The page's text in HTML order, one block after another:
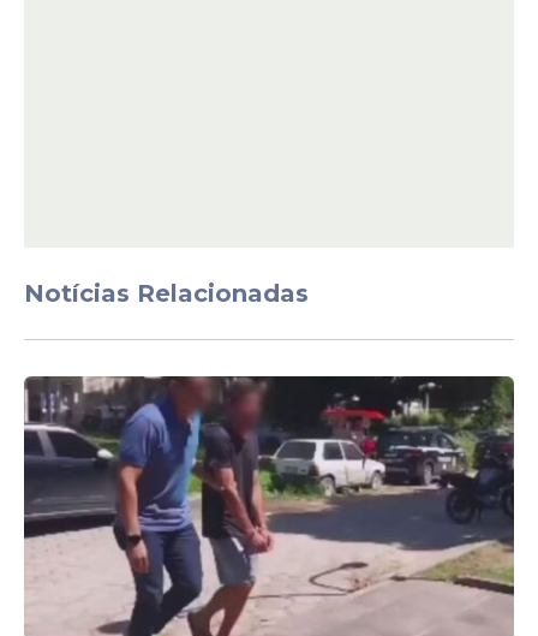
Veja Também
De acordo com os familiares, a escolha do
tema também está ligada ao momento
histórico vivido por Pernambuco, que
atualmente conta com duas mulheres nos
cargos mais altos do Executivo estadual: a
Notícias Relacionadas